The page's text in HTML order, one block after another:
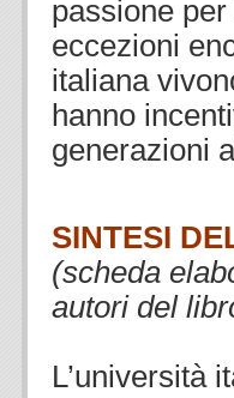
passione
eccezioni
italiana
hanno
generazioni
SINTESI
(scheda
autori del
L’università